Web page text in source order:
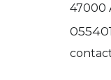
47000